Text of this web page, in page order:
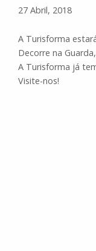
27 Abril, 2018
A Turisforma
Decorre na
A Turisforma já
Visite-nos!